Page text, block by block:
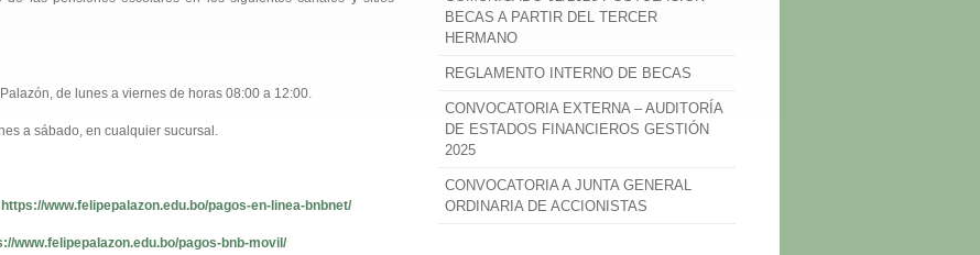
de lunes a viernes de horas 08:00 a 12:00.
a sábado, en cualquier sucursal.
https://www.felipepalazon.edu.bo/pagos-en-linea-bnbnet/
www.felipepalazon.edu.bo/pagos-bnb-movil/
BECAS A PARTIR DEL TERCER
HERMANO
REGLAMENTO INTERNO DE BECAS
CONVOCATORIA EXTERNA – AUDITORÍA
DE ESTADOS FINANCIEROS GESTIÓN
2025
CONVOCATORIA A JUNTA GENERAL
ORDINARIA DE ACCIONISTAS